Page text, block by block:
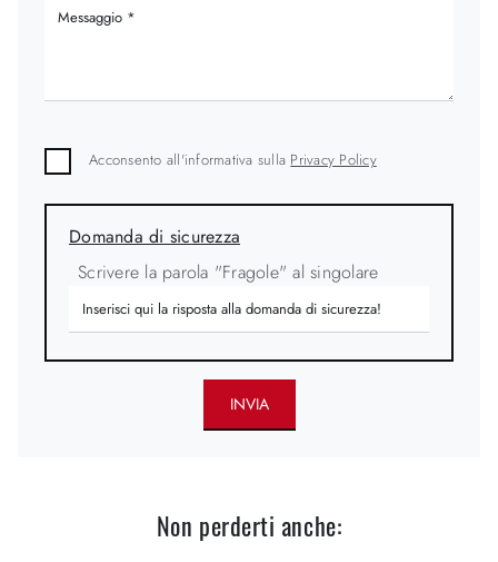
Acconsento all'informativa sulla Privacy Policy
Domanda di sicurezza
Scrivere la parola "Fragole" al singolare
INVIA
Non perderti anche: